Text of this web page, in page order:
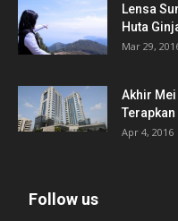
Lensa
Huta
Mar 29,
Akhir
Apr 4, 2016
Follow us